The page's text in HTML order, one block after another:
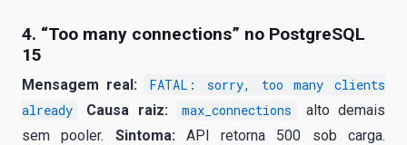
4. “Too many connections” no PostgreSQL
15
Mensagem real:
FATAL: sorry, too many clients
already
Causa raiz: max_connections
alto demais
sem pooler. Sintoma:API retorna 500 sob carga.